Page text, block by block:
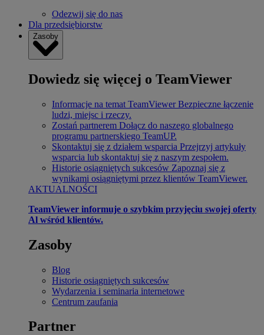
Odezwij się do nas
Dla przedsiębiorstw
Zasoby
Dowiedz się więcej o TeamViewer
Informacje na temat TeamViewer Bezpieczne łączenie
ludzi, miejsc i rzeczy.
Zostań partnerem Dołącz do naszego globalnego
programu partnerskiego TeamUP.
Skontaktuj się z działem wsparcia Przejrzyj artykuły
wsparcia lub skontaktuj się z naszym zespołem.
Historie osiągniętych sukcesów Zapoznaj się z
wynikami osiągniętymi przez klientów TeamViewer.
AKTUALNOŚCI
TeamViewer informuje o szybkim przyjęciu swojej oferty
Al wśród klientów.
Zasoby
Blog
Historie osiągniętych sukcesów
Wydarzenia i seminaria internetowe
Centrum zaufania
Partner